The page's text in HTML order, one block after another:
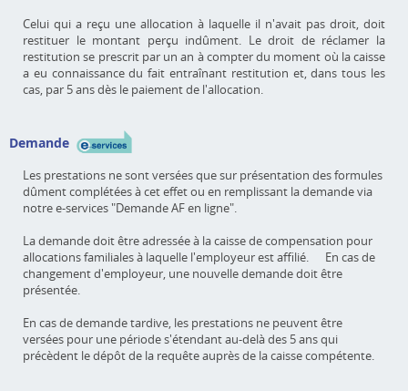
Celui qui a reçu une allocation à laquelle il n'avait pas droit, doit
restituer le montant perçu indûment. Le droit de réclamer la
restitution se prescrit par un an à compter du moment où la caisse
a eu connaissance du fait entraînant restitution et, dans tous les
cas, par 5 ans dès le paiement de l'allocation.
Demande
Les prestations ne sont versées que sur présentation des formules
dûment complétées à cet effet ou en remplissant la demande via
notre e-services "Demande AF en ligne".
La demande doit être adressée à la caisse de compensation pour
allocations familiales à laquelle l'employeur est affilié. En cas de
changement d'employeur, une nouvelle demande doit être
présentée.
En cas de demande tardive, les prestations ne peuvent être
versées pour une période s'étendant au-delà des 5 ans qui
précèdent le dépôt de la requête auprès de la caisse compétente.